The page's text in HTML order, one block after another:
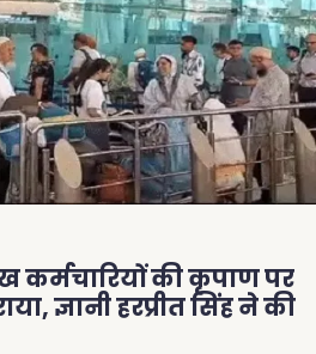
कर्मचारियों की कृपाण पर
ज्ञानी हरप्रीत सिंह ने की